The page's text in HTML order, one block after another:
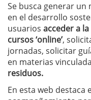
Se busca generar
en el desarrollo
usuarios acceder a
cursos ‘online’,
jornadas, solicitar
en materias
residuos.
En esta web destaca